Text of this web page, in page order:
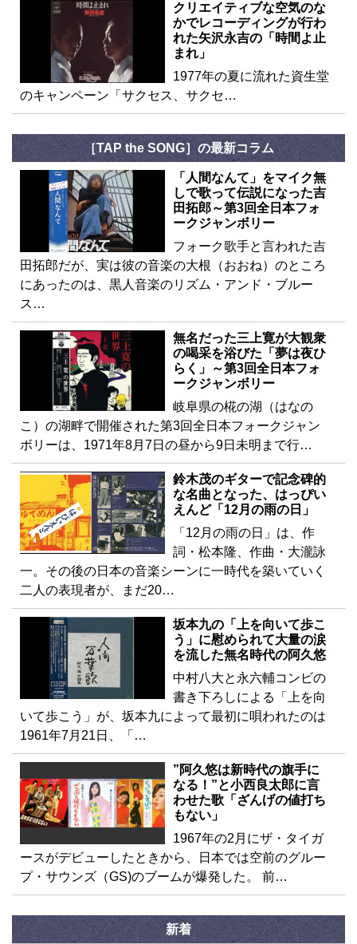
クリエイティブな空気のな
かでレコーディングが行わ
れた矢沢永吉の「時間よ止
まれ」
1977年の夏に流れた資生堂
のキャンペーン「サクセス、サクセ…
［TAP the SONG］の最新コラム
「人間なんて」をマイク無
しで歌って伝説になった吉
田拓郎～第3回全日本フォ
ークジャンボリー
フォーク歌手と言われた吉
田拓郎だが、実は彼の音楽の大根（おおね）のところ
にあったのは、黒人音楽のリズム・アンド・ブルー
ス…
無名だった三上寛が大観衆
の喝采を浴びた「夢は夜ひ
らく」～第3回全日本フォ
ークジャンボリー
岐阜県の椛の湖（はなの
こ）の湖畔で開催された第3回全日本フォークジャン
ボリーは、1971年8月7日の昼から9日未明まで行…
鈴木茂のギターで記念碑的
な名曲となった、はっぴい
えんど「12月の雨の日」
「12月の雨の日」は、作
詞・松本隆、作曲・大瀧詠
一。その後の日本の音楽シーンに一時代を築いていく
二人の表現者が、まだ20…
坂本九の「上を向いて歩こ
う」に慰められて大量の涙
を流した無名時代の阿久悠
中村八大と永六輔コンビの
書き下ろしによる「上を向
いて歩こう」が、坂本九によって最初に唄われたのは
1961年7月21日、「…
”阿久悠は新時代の旗手に
なる！”と小西良太郎に言
わせた歌「ざんげの値打ち
もない」
1967年の2月にザ・タイガ
ースがデビューしたときから、日本では空前のグルー
プ・サウンズ（GS)のブームが爆発した。 前…
新着